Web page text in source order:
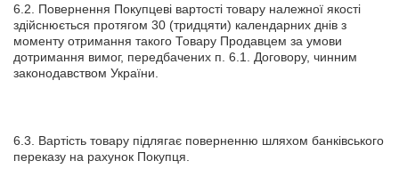
6.2. Повернення Покупцеві вартості товару належної якості
здійснюється протягом 30 (тридцяти) календарних днів з
моменту отримання такого Товару Продавцем за умови
дотримання вимог, передбачених п. 6.1. Договору, чинним
законодавством України.
6.3. Вартість товару підлягає поверненню шляхом банківського
переказу на рахунок Покупця.